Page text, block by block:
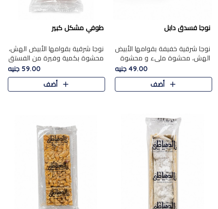
نوجا فسدق دابل
نوجا شرقية خفيفة بقوامها الأبيض
الهش، محشوة مليء و محشوة
بـكمية وفيرة من الفستق الفاخر
لتمنحك نكهة مكسرات غنية
وقرمشة مميزة في كل قطعة و
49.00 جنيه
أضف
طوفي مشكل كبير
نوجا شرقية بقوامها الأبيض الهش،
محشوة بكمية وفيرة من الفستق
الفاخر لتمنحك نكهة غنية وقرمشة
مميزة في كل قطعة، لتجربة تجمع
بين الفخامة والمذاق..
59.00 جنيه
أضف